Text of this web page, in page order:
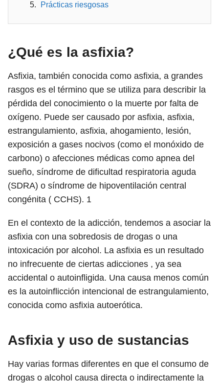
Prácticas riesgosas
¿Qué es la asfixia?
Asfixia, también conocida como asfixia, a grandes
rasgos es el término que se utiliza para describir la
pérdida del conocimiento o la muerte por falta de
oxígeno. Puede ser causado por asfixia, asfixia,
estrangulamiento, asfixia, ahogamiento, lesión,
exposición a gases nocivos (como el monóxido de
carbono) o afecciones médicas como apnea del
sueño, síndrome de dificultad respiratoria aguda
(SDRA) o síndrome de hipoventilación central
congénita ( CCHS). 1
En el contexto de la adicción, tendemos a asociar la
asfixia con una sobredosis de drogas o una
intoxicación por alcohol. La asfixia es un resultado
no infrecuente de ciertas adicciones , ya sea
accidental o autoinfligida. Una causa menos común
es la autoinflicción intencional de estrangulamiento,
conocida como asfixia autoerótica.
Asfixia y uso de sustancias
Hay varias formas diferentes en que el consumo de
drogas o alcohol causa directa o indirectamente la